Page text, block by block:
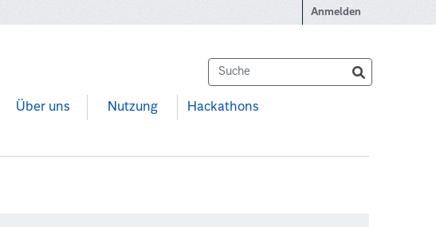
Anmelden
Über uns Nutzung Hackathons